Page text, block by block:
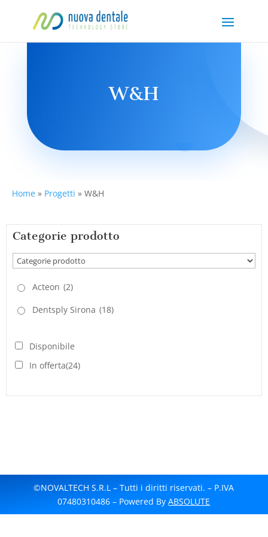
W&H
Home » Progetti » W&H
Categorie prodotto
Acteon (2)
Dentsply Sirona (18)
Disponibile
In offerta(24)
©NOVALTECH S.R.L – Tutti i diritti riservati. – P.IVA
07480310486 – Powered ByABSOLUTE